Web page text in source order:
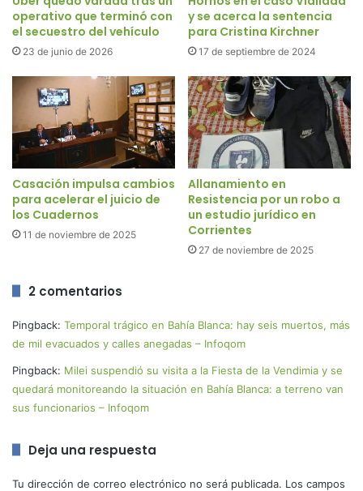
operativo que terminó con
el secuestro del vehículo
23 de junio de 2026
y se acerca la sentencia
para Cristina Kirchner
17 de septiembre de 2024
Casación impulsa cambios
para acelerar el juicio de
los Cuadernos
11 de noviembre de 2025
Allanamiento en
Resistencia por un robo a
un estudio jurídico en
Corrientes
27 de noviembre de 2025
2 comentarios
Pingback: Temporal trágico en Bahía Blanca: hay seis muertos, más
de mil evacuados y calles anegadas – Infoqom
Pingback: Milei suspendió su visita a la Fiesta de la Vendimia y se
quedará monitoreando la situación en Bahía Blanca: a terreno van
sus funcionarios – Infoqom
Deja una respuesta
Tu dirección de correo electrónico no será publicada. Los campos